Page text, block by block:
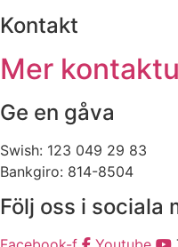
Kontakt
Mer
Ge en gåva
Swish: 123 049 29 83
Bankgiro: 814-8504
Följ oss i sociala